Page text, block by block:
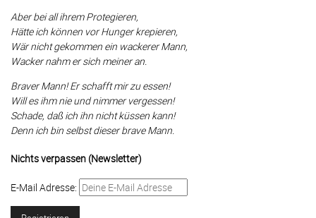
Aber bei all ihrem Protegieren,
Hätte ich können vor Hunger krepieren,
Wär nicht gekommen ein wackerer Mann,
Wacker nahm er sich meiner an.
Braver Mann! Er schafft mir zu essen!
Will es ihm nie und nimmer vergessen!
Schade, daß ich ihn nicht küssen kann!
Denn ich bin selbst dieser brave Mann.
Nichts verpassen (Newsletter)
E-Mail Adresse: